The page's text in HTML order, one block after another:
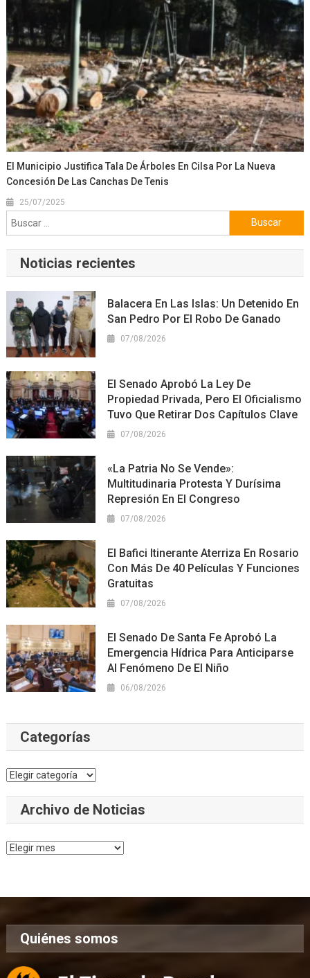
El Municipio Justifica Tala De Árboles En Cilsa Por La Nueva
Concesión De Las Canchas De Tenis
25/07/2025
Buscar:
Noticias recientes
Balacera En Las Islas: Un Detenido En
San Pedro Por El Robo De Ganado
07/08/2026
El Senado Aprobó La Ley De
Propiedad Privada, Pero El Oficialismo
Tuvo Que Retirar Dos Capítulos Clave
07/08/2026
«La Patria No Se Vende»:
Multitudinaria Protesta Y Durísima
Represión En El Congreso
07/08/2026
El Bafici Itinerante Aterriza En Rosario
Con Más De 40 Películas Y Funciones
Gratuitas
07/08/2026
El Senado De Santa Fe Aprobó La
Emergencia Hídrica Para Anticiparse
Al Fenómeno De El Niño
06/08/2026
Categorías
Categorías
Archivo de Noticias
Archivo
Quiénes somos